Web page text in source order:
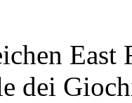
dei